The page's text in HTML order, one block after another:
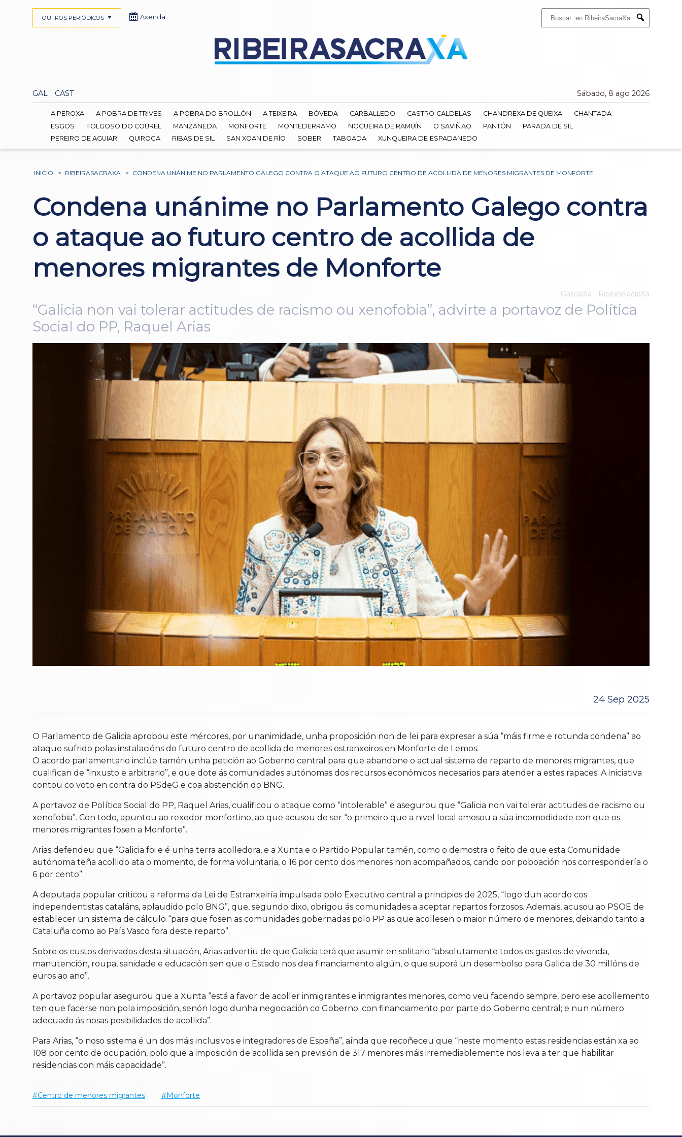
Submit
GAL CAST Sábado, 8 ago 2026
OUTROS PERIÓDICOS Axenda
A PEROXA A POBRA DE TRIVES A POBRA DO BROLLÓN A TEIXEIRA BÓVEDA CARBALLEDO CASTRO CALDELAS CHANDREXA DE QUEIXA
CHANTADA
ESGOS
FOLGOSO DO COUREL MANZANEDA MONFORTE MONTEDERRAMO NOGUEIRA DE RAMUÍN O SAVIÑAO PANTÓN
PARADA DE SIL
PEREIRO DE AGUIAR
QUIROGA RIBAS DE SIL SAN XOAN DE RÍO SOBER TABOADA XUNQUEIRA DE ESPADANEDO
INICIO > RIBEIRASACRAXA > CONDENA UNÁNIME NO PARLAMENTO GALEGO CONTRA O ATAQUE AO FUTURO CENTRO DE ACOLLIDA DE MENORES MIGRANTES DE MONFORTE
Condena unánime no Parlamento Galego contra
o ataque ao futuro centro de acollida de
menores migrantes de Monforte
GaliciaXa | RibeiraSacraXa
“Galicia non vai tolerar actitudes de racismo ou xenofobia”, advirte a portavoz de Política
Social do PP, Raquel Arias
24 Sep 2025
O Parlamento de Galicia aprobou este mércores, por unanimidade, unha proposición non de lei para expresar a súa “máis firme e rotunda condena” ao
ataque sufrido polas instalacións do futuro centro de acollida de menores estranxeiros en Monforte de Lemos.
O acordo parlamentario inclúe tamén unha petición ao Goberno central para que abandone o actual sistema de reparto de menores migrantes, que
cualifican de “inxusto e arbitrario”, e que dote ás comunidades autónomas dos recursos económicos necesarios para atender a estes rapaces. A iniciativa
contou co voto en contra do PSdeG e coa abstención do BNG.
A portavoz de Política Social do PP, Raquel Arias, cualificou o ataque como “intolerable” e asegurou que “Galicia non vai tolerar actitudes de racismo ou
xenofobia”. Con todo, apuntou ao rexedor monfortino, ao que acusou de ser “o primeiro que a nivel local amosou a súa incomodidade con que os
menores migrantes fosen a Monforte”.
Arias defendeu que “Galicia foi e é unha terra acolledora, e a Xunta e o Partido Popular tamén, como o demostra o feito de que esta Comunidade
autónoma teña acollido ata o momento, de forma voluntaria, o 16 por cento dos menores non acompañados, cando por poboación nos correspondería o
6 por cento”.
A deputada popular criticou a reforma da Lei de Estranxeiría impulsada polo Executivo central a principios de 2025, “logo dun acordo cos
independentistas cataláns, aplaudido polo BNG”, que, segundo dixo, obrigou ás comunidades a aceptar repartos forzosos. Ademais, acusou ao PSOE de
establecer un sistema de cálculo “para que fosen as comunidades gobernadas polo PP as que acollesen o maior número de menores, deixando tanto a
Cataluña como ao País Vasco fora deste reparto”.
Sobre os custos derivados desta situación, Arias advertiu de que Galicia terá que asumir en solitario “absolutamente todos os gastos de vivenda,
manutención, roupa, sanidade e educación sen que o Estado nos dea financiamento algún, o que suporá un desembolso para Galicia de 30 millóns de
euros ao ano”.
A portavoz popular asegurou que a Xunta “está a favor de acoller inmigrantes e inmigrantes menores, como veu facendo sempre, pero ese acollemento
ten que facerse non pola imposición, senón logo dunha negociación co Goberno; con financiamento por parte do Goberno central; e nun número
adecuado ás nosas posibilidades de acollida”.
Para Arias, “o noso sistema é un dos máis inclusivos e integradores de España”, aínda que recoñeceu que “neste momento estas residencias están xa ao
108 por cento de ocupación, polo que a imposición de acollida sen previsión de 317 menores máis irremediablemente nos leva a ter que habilitar
residencias con máis capacidade”.
Centro de menores migrantes Monforte